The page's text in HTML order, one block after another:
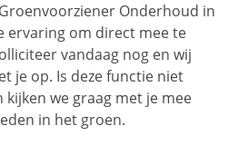
Onderhoud in
ervaring om direct mee te
vandaag nog en wij
je op. Is deze functie niet
kijken we graag met je mee
in het groen.